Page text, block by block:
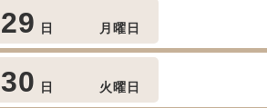
29 日 月曜日
30 日 火曜日